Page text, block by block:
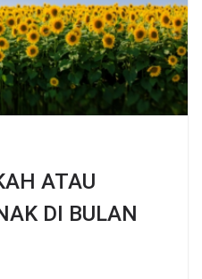
ATAU
DI BULAN